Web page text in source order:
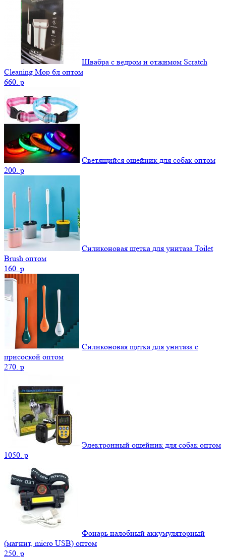
Швабра с ведром и отжимом Scratch
Cleaning Mop 6л оптом
660. p
Светящийся ошейник для собак оптом
200. p
Силиконовая щетка для унитаза Toilet
Brush оптом
160. p
Силиконовая щетка для унитаза с
присоской оптом
270. p
Электронный ошейник для собак оптом
1050. p
Фонарь налобный аккумуляторный
(магнит, micro USB) оптом
250. p